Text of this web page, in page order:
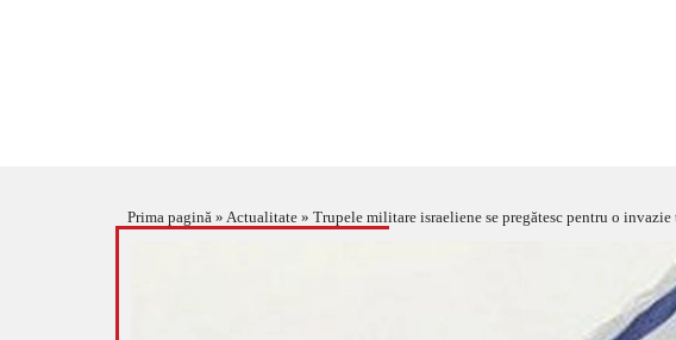
Prima pagină » Actualitate » Trupele militare israeliene se pregătesc pentru o invazie